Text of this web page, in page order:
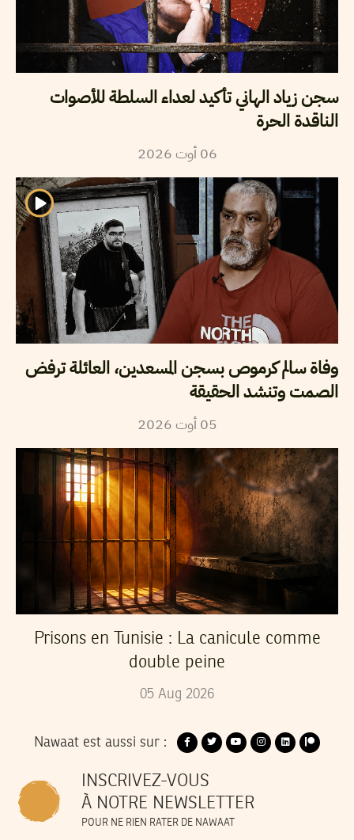
سجن زياد الهاني تأكيد لعداء السلطة للأصوات
الناقدة الحرة
06 أوت2026
وفاة سالم كرموص بسجن المسعدين، العائلة ترفض
الصمت وتنشد الحقيقة
05 أوت2026
Prisons en Tunisie : La canicule comme
double peine
05 Aug 2026
Nawaat est aussi sur :
INSCRIVEZ-VOUS
À NOTRE NEWSLETTER
POUR NE RIEN RATER DE NAWAAT